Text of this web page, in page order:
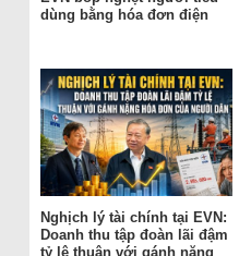
dùng bằng hóa đơn điện
Nghịch lý tài chính tại EVN:
Doanh thu tập đoàn lãi đậm
tỷ lệ thuận với gánh nặng